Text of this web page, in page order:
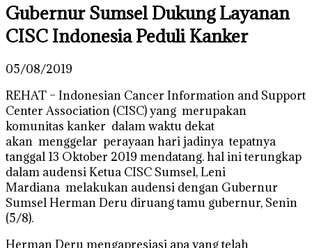
Gubernur Sumsel Dukung Layanan
CISC Indonesia Peduli Kanker
05/08/2019
REHAT – Indonesian Cancer Information and Support
Center Association (CISC) yang merupakan
komunitas kanker dalam waktu dekat
akan menggelar perayaan hari jadinya tepatnya
tanggal 13 Oktober 2019 mendatang. hal ini terungkap
dalam audensi Ketua CISC Sumsel, Leni
Mardiana melakukan audensi dengan Gubernur
Sumsel Herman Deru diruang tamu gubernur, Senin
(5/8).
Herman Deru mengapresiasi apa yang telah